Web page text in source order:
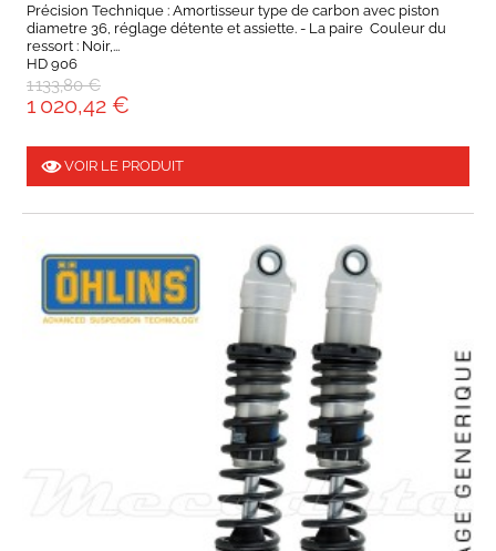
Précision Technique : Amortisseur type de carbon avec piston
diametre 36, réglage détente et assiette. - La paire Couleur du
ressort : Noir,...
HD 906
1 133,80 €
1 020,42 €
VOIR LE PRODUIT